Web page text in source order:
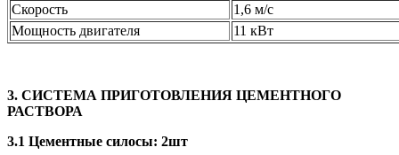
Скорость
1,6 м/с
Мощность двигателя
11 кВт
3. СИСТЕМА ПРИГОТОВЛЕНИЯ ЦЕМЕНТНОГО
РАСТВОРА
3.1 Цементные силосы: 2шт